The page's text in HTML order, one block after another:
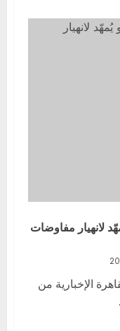
لانهيار مفاوضات
الإخبارية من